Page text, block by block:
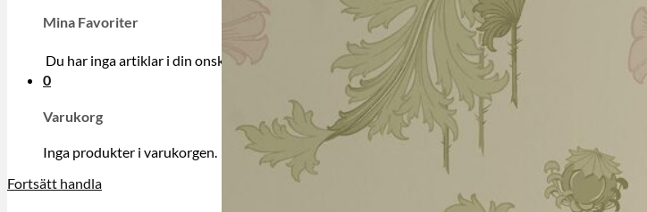
Mina Favoriter
Du har inga artiklar i din onskelista.
0
Varukorg
Inga produkter i varukorgen.
Fortsätt handla